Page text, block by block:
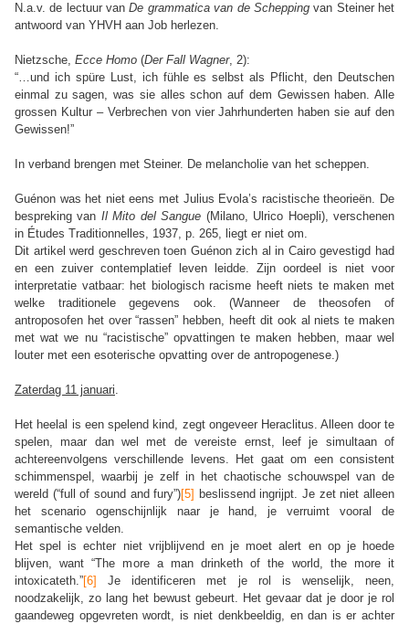
N.a.v. de lectuur vanDe grammatica van de Scheppingvan Steiner het
antwoord van YHVH aan Job herlezen.
Nietzsche, Ecce Homo (Der Fall Wagner, 2):
“…und ich spüre Lust, ich fühle es selbst als Pflicht, den Deutschen
einmal zu sagen, was sie alles schon auf dem Gewissen haben. Alle
grossen Kultur – Verbrechen von vier Jahrhunderten haben sie auf den
Gewissen!”
In verband brengen met Steiner. De melancholie van het scheppen.
Guénon was het niet eens met Julius Evola’s racistische theorieën. De
bespreking van Il Mito del Sangue (Milano, Ulrico Hoepli), verschenen
in Études Traditionnelles, 1937, p. 265, liegt er niet om.
Dit artikel werd geschreven toen Guénon zich al in Cairo gevestigd had
en een zuiver contemplatief leven leidde. Zijn oordeel is niet voor
interpretatie vatbaar: het biologisch racisme heeft niets te maken met
welke traditionele gegevens ook. (Wanneer de theosofen of
antroposofen het over “rassen” hebben, heeft dit ook al niets te maken
met wat we nu “racistische” opvattingen te maken hebben, maar wel
louter met een esoterische opvatting over de antropogenese.)
Zaterdag 11 januari.
Het heelal is een spelend kind, zegt ongeveer Heraclitus. Alleen door te
spelen, maar dan wel met de vereiste ernst, leef je simultaan of
achtereenvolgens verschillende levens. Het gaat om een consistent
schimmenspel, waarbij je zelf in het chaotische schouwspel van de
wereld (“full of sound and fury”)[5] beslissend ingrijpt. Je zet niet alleen
het scenario ogenschijnlijk naar je hand, je verruimt vooral de
semantische velden.
Het spel is echter niet vrijblijvend en je moet alert en op je hoede
blijven, want “The more a man drinketh of the world, the more it
intoxicateth.”[6]
Je identificeren met je rol is wenselijk, neen,
noodzakelijk, zo lang het bewust gebeurt. Het gevaar dat je door je rol
gaandeweg opgevreten wordt, is niet denkbeeldig, en dan is er achter